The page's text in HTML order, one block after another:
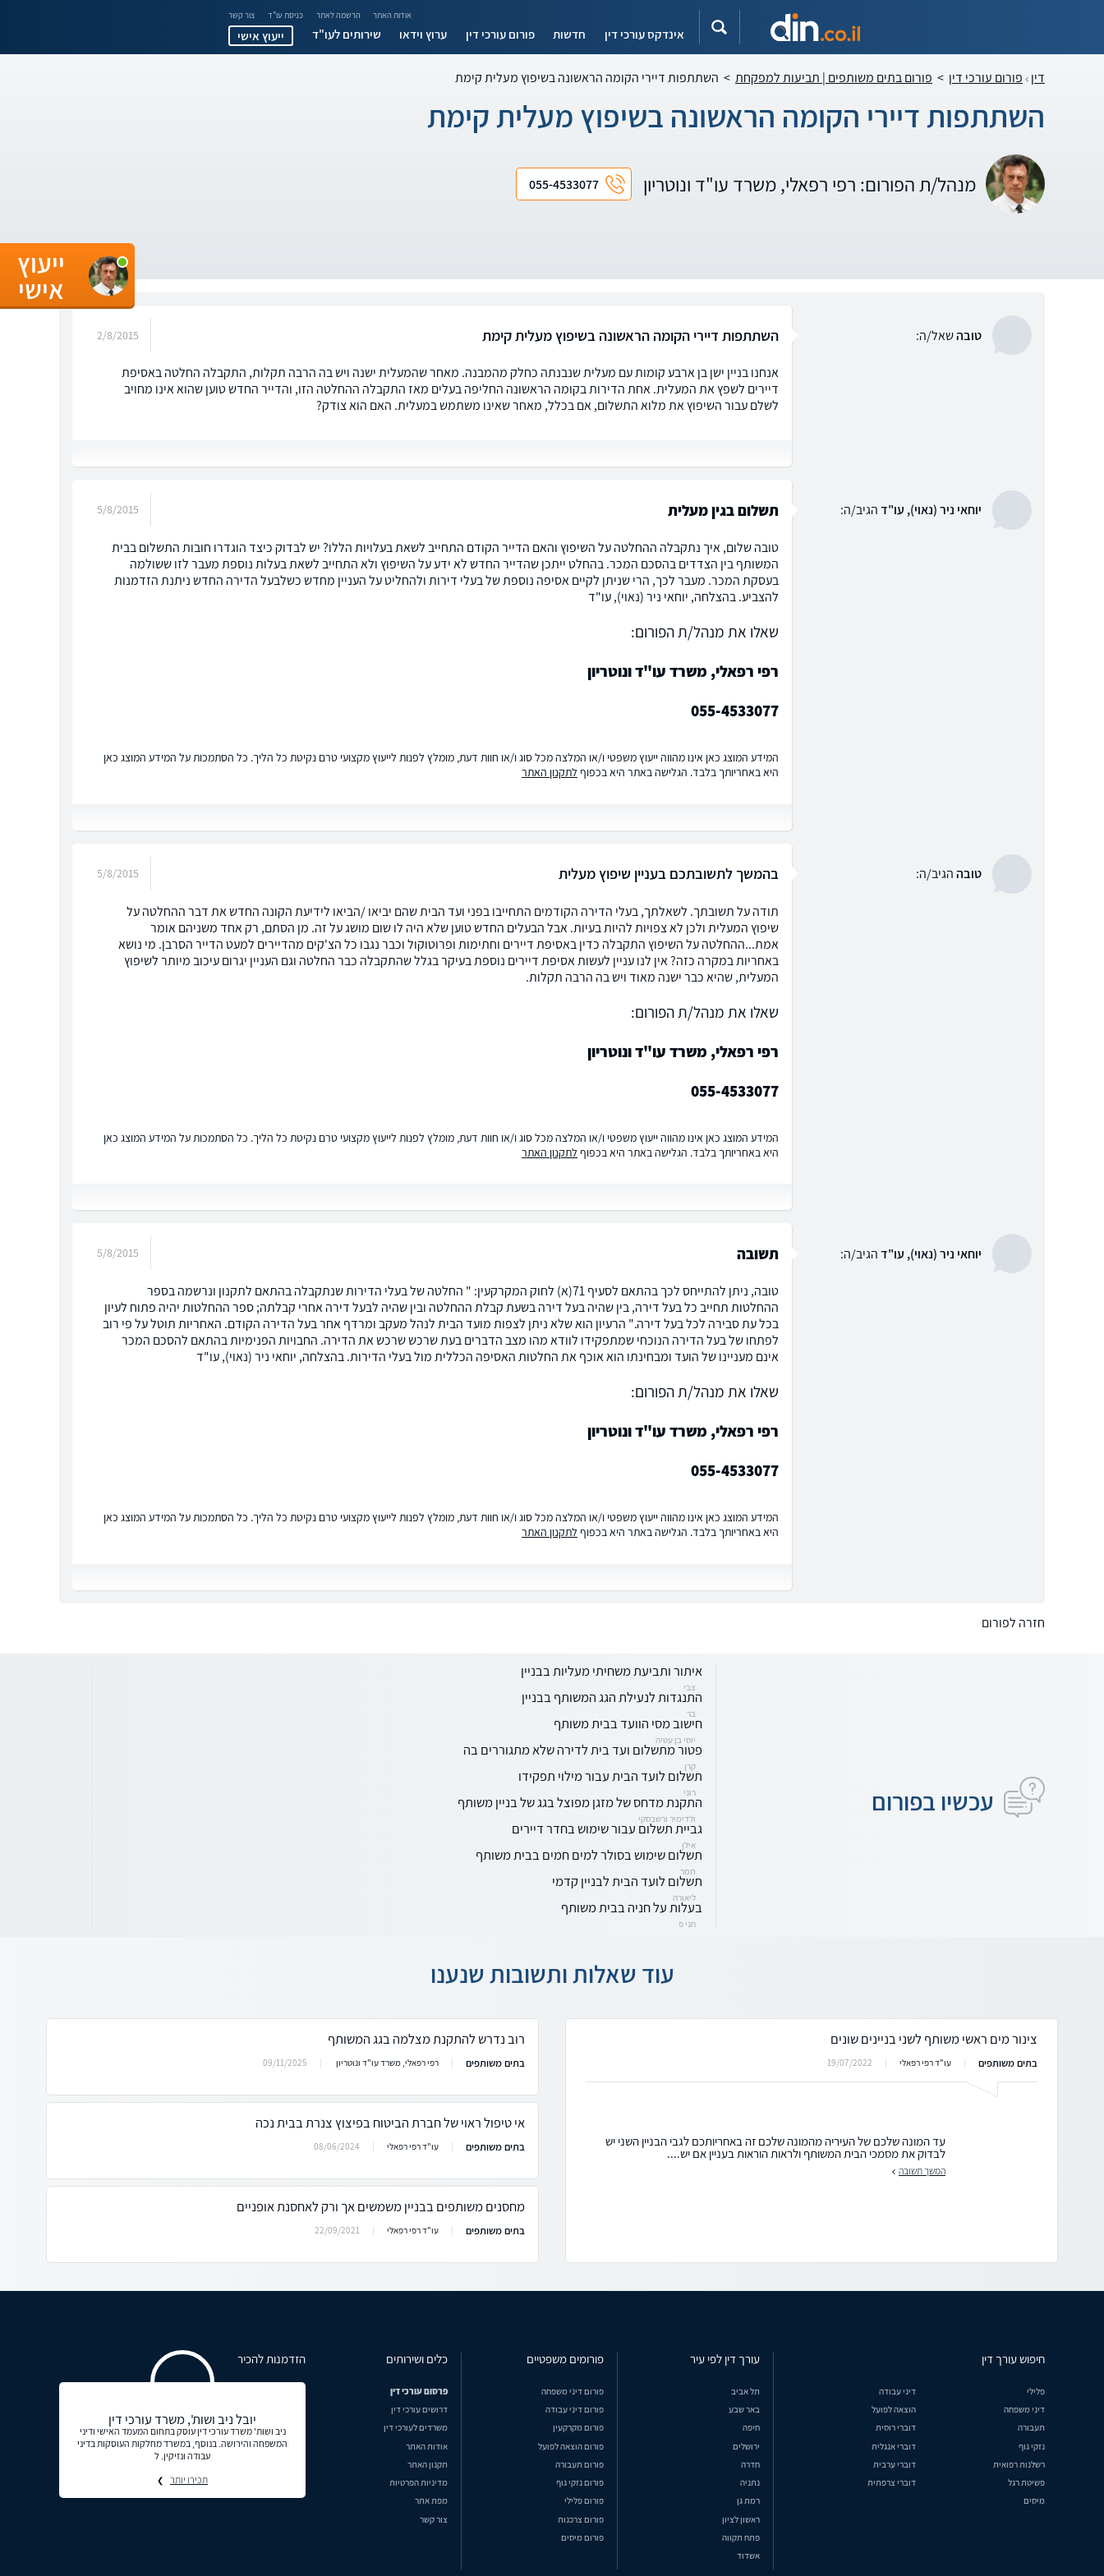
אודות האתר הרשמה לאתר כניסת עו"ד צור קשר
אינדקס עורכי דין חדשות פורום עורכי דין ערוץ וידאו שירותים לעו"ד ייעוץ אישי
דין פורום עורכי דין > פורום בתים משותפים | תביעות למפקחת > השתתפות דיירי הקומה הראשונה בשיפוץ מעלית קימת
השתתפות דיירי הקומה הראשונה בשיפוץ מעלית קימת
מנהל/ת הפורום: רפי רפאלי, משרד עו"ד ונוטריון 055-4533077
טובהשאל/ה: השתתפות דיירי הקומה הראשונה בשיפוץ מעלית קימת 2/8/2015
אנחנו בניין ישן בן ארבע קומות עם מעלית שנבנתה כחלק מהמבנה. מאחר שהמעלית ישנה ויש בה הרבה תקלות, התקבלה החלטה באסיפת
דיירים לשפץ את המעלית. אחת הדירות בקומה הראשונה החליפה בעלים מאז התקבלה ההחלטה הזו, והדייר החדש טוען שהוא אינו מחויב
לשלם עבור השיפוץ את מלוא התשלום, אם בכלל, מאחר שאינו משתמש במעלית. האם הוא צודק?
יוחאי ניר (נאוי), עו"דהגיב/ה: תשלום בגין מעלית 5/8/2015
טובה שלום, איך נתקבלה ההחלטה על השיפוץ והאם הדייר הקודם התחייב לשאת בעלויות הללו? יש לבדוק כיצד הוגדרו חובות התשלום בבית
המשותף בין הצדדים בהסכם המכר. בהחלט ייתכן שהדייר החדש לא ידע על השיפוץ ולא התחייב לשאת בעלות נוספת מעבר לזו ששולמה
בעסקת המכר. מעבר לכך, הרי שניתן לקיים אסיפה נוספת של בעלי דירות ולהחליט על העניין מחדש כשלבעל הדירה החדש ניתנת הזדמנות
להצביע. בהצלחה, יוחאי ניר (נאוי), עו"ד
שאלו את מנהל/ת הפורום:
רפי רפאלי, משרד עו"ד ונוטריון
055-4533077
המידע המוצג כאן אינו מהווה ייעוץ משפטי ו/או המלצה מכל סוג ו/או חוות דעת, מומלץ לפנות לייעוץ מקצועי טרם נקיטת כל הליך. כל הסתמכות על המידע המוצג כאן
היא באחריותך בלבד. הגלישה באתר היא בכפוף לתקנון האתר
טובההגיב/ה: בהמשך לתשובתכם בעניין שיפוץ מעלית 5/8/2015
תודה על תשובתך. לשאלתך, בעלי הדירה הקודמים התחייבו בפני ועד הבית שהם יביאו /הביאו לידיעת הקונה החדש את דבר ההחלטה על
שיפוץ המעלית ולכן לא צפויות להיות בעיות. אבל הבעלים החדש טוען שלא היה לו שום מושג על זה. מן הסתם, רק אחד משניהם אומר
אמת...ההחלטה על השיפוץ התקבלה כדין באסיפת דיירים וחתימות ופרוטוקול וכבר נגבו כל הצ'קים מהדיירים למעט הדייר הסרבן. מי נושא
באחריות במקרה כזה? אין לנו עניין לעשות אסיפת דיירים נוספת בעיקר בגלל שהתקבלה כבר החלטה וגם העניין יגרום עיכוב מיותר לשיפוץ
המעלית, שהיא כבר ישנה מאוד ויש בה הרבה תקלות.
שאלו את מנהל/ת הפורום:
רפי רפאלי, משרד עו"ד ונוטריון
055-4533077
המידע המוצג כאן אינו מהווה ייעוץ משפטי ו/או המלצה מכל סוג ו/או חוות דעת, מומלץ לפנות לייעוץ מקצועי טרם נקיטת כל הליך. כל הסתמכות על המידע המוצג כאן
היא באחריותך בלבד. הגלישה באתר היא בכפוף לתקנון האתר
יוחאי ניר (נאוי), עו"דהגיב/ה: תשובה 5/8/2015
טובה, ניתן להתייחס לכך בהתאם לסעיף 71(א) לחוק המקרקעין: " החלטה של בעלי הדירות שנתקבלה בהתאם לתקנון ונרשמה בספר
ההחלטות תחייב כל בעל דירה, בין שהיה בעל דירה בשעת קבלת ההחלטה ובין שהיה לבעל דירה אחרי קבלתה; ספר ההחלטות יהיה פתוח לעיון
בכל עת סבירה לכל בעל דירה." הרעיון הוא שלא ניתן לצפות מועד הבית לנהל מעקב ומרדף אחר בעל הדירה הקודם. האחריות תוטל על פי רוב
לפתחו של בעל הדירה הנוכחי שמתפקידו לוודא מהו מצב הדברים בעת שרכש שרכש את הדירה. החבויות הפנימיות בהתאם להסכם המכר
אינם מעניינו של הועד ומבחינתו הוא אוכף את החלטות האסיפה הכללית מול בעלי הדירות. בהצלחה, יוחאי ניר (נאוי), עו"ד
שאלו את מנהל/ת הפורום:
רפי רפאלי, משרד עו"ד ונוטריון
055-4533077
המידע המוצג כאן אינו מהווה ייעוץ משפטי ו/או המלצה מכל סוג ו/או חוות דעת, מומלץ לפנות לייעוץ מקצועי טרם נקיטת כל הליך. כל הסתמכות על המידע המוצג כאן
היא באחריותך בלבד. הגלישה באתר היא בכפוף לתקנון האתר
חזרה לפורום
עכשיו בפורום
איתור ותביעת משחיתי מעליות בבניין
צבי
התנגדות לנעילת הגג המשותף בבניין
בר
חישוב מסי הוועד בבית משותף
יוסי בן עטיה
פטור מתשלום ועד בית לדירה שלא מתגוררים בה
קרן
תשלום לועד הבית עבור מילוי תפקידו
רוני
התקנת מדחס של מזגן מפוצל בגג של בניין משותף
ולדימיר ורשבסקי
גביית תשלום עבור שימוש בחדר דיירים
אילן
תשלום שימוש בסולר למים חמים בבית משותף
תמר
תשלום לועד הבית לבניין קדמי
ליאורה
בעלות על חניה בבית משותף
חני פ
עוד שאלות ותשובות שנענו
צינור מים ראשי משותף לשני בניינים שונים
בתים משותפים עו"ד רפי רפאלי 19/07/2022
עד המונה שלכם של העיריה מהמונה שלכם זה באחריותכם לגבי הבניין השני יש
לבדוק את מסמכי הבית המשותף ולראות הוראות בעניין אם יש....
המשך תשובה
רוב נדרש להתקנת מצלמה בגג המשותף
בתים משותפים רפי רפאלי, משרד עו"ד ונוטריון 09/11/2025
אי טיפול ראוי של חברת הביטוח בפיצוץ צנרת בבית נכה
בתים משותפים עו"ד רפי רפאלי 08/06/2024
מחסנים משותפים בבניין משמשים אך ורק לאחסנת אופניים
בתים משותפים עו"ד רפי רפאלי 22/09/2021
ייעוץ
אישי
חיפוש עורך דין
פלילי
דיני עבודה
דיני משפחה
הוצאה לפועל
תעבורה
דוברי רוסית
נזקי גוף
דוברי אנגלית
רשלנות רפואית
דוברי ערבית
פשיטת רגל
דוברי צרפתית
מיסים
עורך דין לפי עיר
תל אביב
באר שבע
חיפה
ירושלים
חדרה
נתניה
רמת גן
ראשון לציון
פתח תקווה
אשדוד
פורומים משפטיים
פורום דיני משפחה
פורום דיני עבודה
פורום מקרקעין
פורום הוצאה לפועל
פורום תעבורה
פורום נזקי גוף
פורום פלילי
פורום צרכנות
פורום מיסים
כלים ושירותים
פרסום עורכי דין
דרושים עורכי דין
משרדים לעורכי דין
אודות האתר
תקנון האתר
מדיניות הפרטיות
מפת אתר
צור קשר
הזדמנות להכיר
יובל ניב ושות', משרד עורכי דין
ניב ושות' משרד עורכי דין עוסק בתחום המעמד האישי ודיני
המשפחה והירושה. בנוסף, במשרד מחלקות העוסקות בדיני
עבודה ונזיקין. ל
תכירו יותר